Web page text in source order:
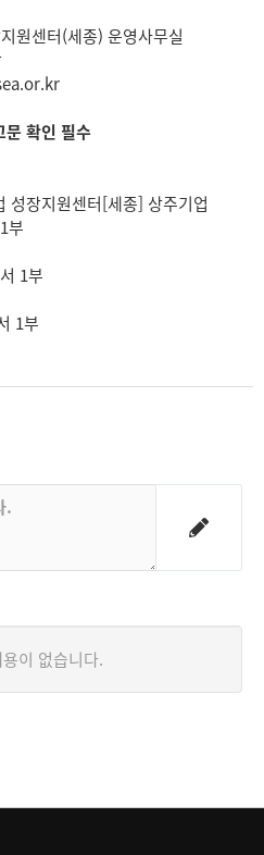
원센터(세종) 운영사무실
문 확인 필수
성장지원센터[세종] 상주기업
부
1부
1부
이 없습니다.